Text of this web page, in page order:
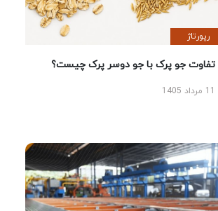
رپورتاژ
تفاوت جو پرک با جو دوسر پرک چیست؟